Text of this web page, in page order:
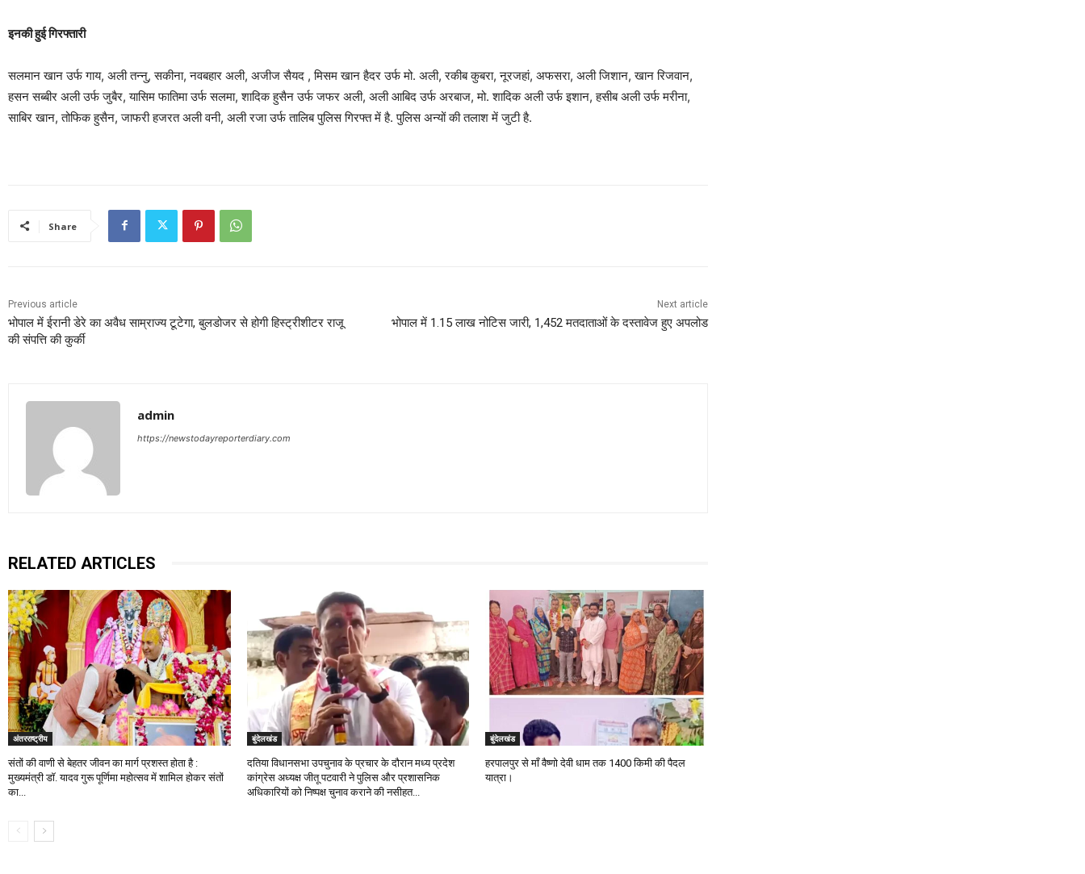
इनकी हुई गिरफ्तारी
सलमान खान उर्फ गाय, अली तन्नु, सकीना, नवबहार अली, अजीज सैयद , मिसम खान हैदर उर्फ मो. अली, रकीब कुबरा, नूरजहां, अफसरा, अली जिशान, खान रिजवान,
हसन सब्बीर अली उर्फ जुबैर, यासिम फातिमा उर्फ सलमा, शादिक हुसैन उर्फ जफर अली, अली आबिद उर्फ अरबाज, मो. शादिक अली उर्फ इशान, हसीब अली उर्फ मरीना,
साबिर खान, तोफिक हुसैन, जाफरी हजरत अली वनी, अली रजा उर्फ तालिब पुलिस गिरफ्त में है. पुलिस अन्यों की तलाश में जुटी है.
Share
Previous article
भोपाल में ईरानी डेरे का अवैध साम्राज्य टूटेगा, बुलडोजर से होगी हिस्ट्रीशीटर राजू
की संपत्ति की कुर्की
Next article
भोपाल में 1.15 लाख नोटिस जारी, 1,452 मतदाताओं के दस्तावेज हुए अपलोड
admin
https://newstodayreporterdiary.com
RELATED ARTICLES
अंतरराष्ट्रीय
संतों की वाणी से बेहतर जीवन का मार्ग प्रशस्त होता है :
मुख्यमंत्री डॉ. यादव गुरू पूर्णिमा महोत्सव में शामिल होकर संतों
का...
बुंदेलखंड
दतिया विधानसभा उपचुनाव के प्रचार के दौरान मध्य प्रदेश
कांग्रेस अध्यक्ष जीतू पटवारी ने पुलिस और प्रशासनिक
अधिकारियों को निष्पक्ष चुनाव कराने की नसीहत...
बुंदेलखंड
हरपालपुर से माँ वैष्णो देवी धाम तक 1400 किमी की पैदल
यात्रा।